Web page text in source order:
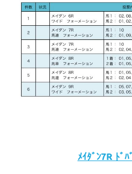
ﾒｲﾀﾞﾝ7R ﾄﾞ